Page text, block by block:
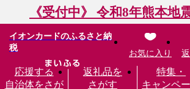
《受付中》 令和8年熊本地
イオンカードのふるさと納
税
応援する
自治体をさが
返礼品を
さがす
特集・
キャンペ
お気に入り